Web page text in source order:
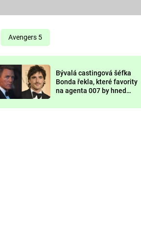
Prima LAJK
Sledujte nás
Avengers 5
Bývalá castingová šéfka
Bonda řekla, které favority
na agenta 007 by hned